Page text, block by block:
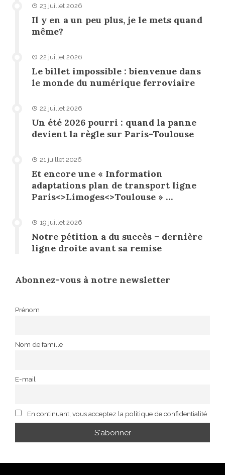
23 juillet 2026
Il y en a un peu plus, je le mets quand
même?
22 juillet 2026
Le billet impossible : bienvenue dans
le monde du numérique ferroviaire
22 juillet 2026
Un été 2026 pourri : quand la panne
devient la règle sur Paris-Toulouse
21 juillet 2026
Et encore une « Information
adaptations plan de transport ligne
Paris<>Limoges<>Toulouse » …
19 juillet 2026
Notre pétition a du succès – dernière
ligne droite avant sa remise
Abonnez-vous à notre newsletter
Prénom
Nom de famille
E-mail
En continuant, vous acceptez la politique de confidentialité